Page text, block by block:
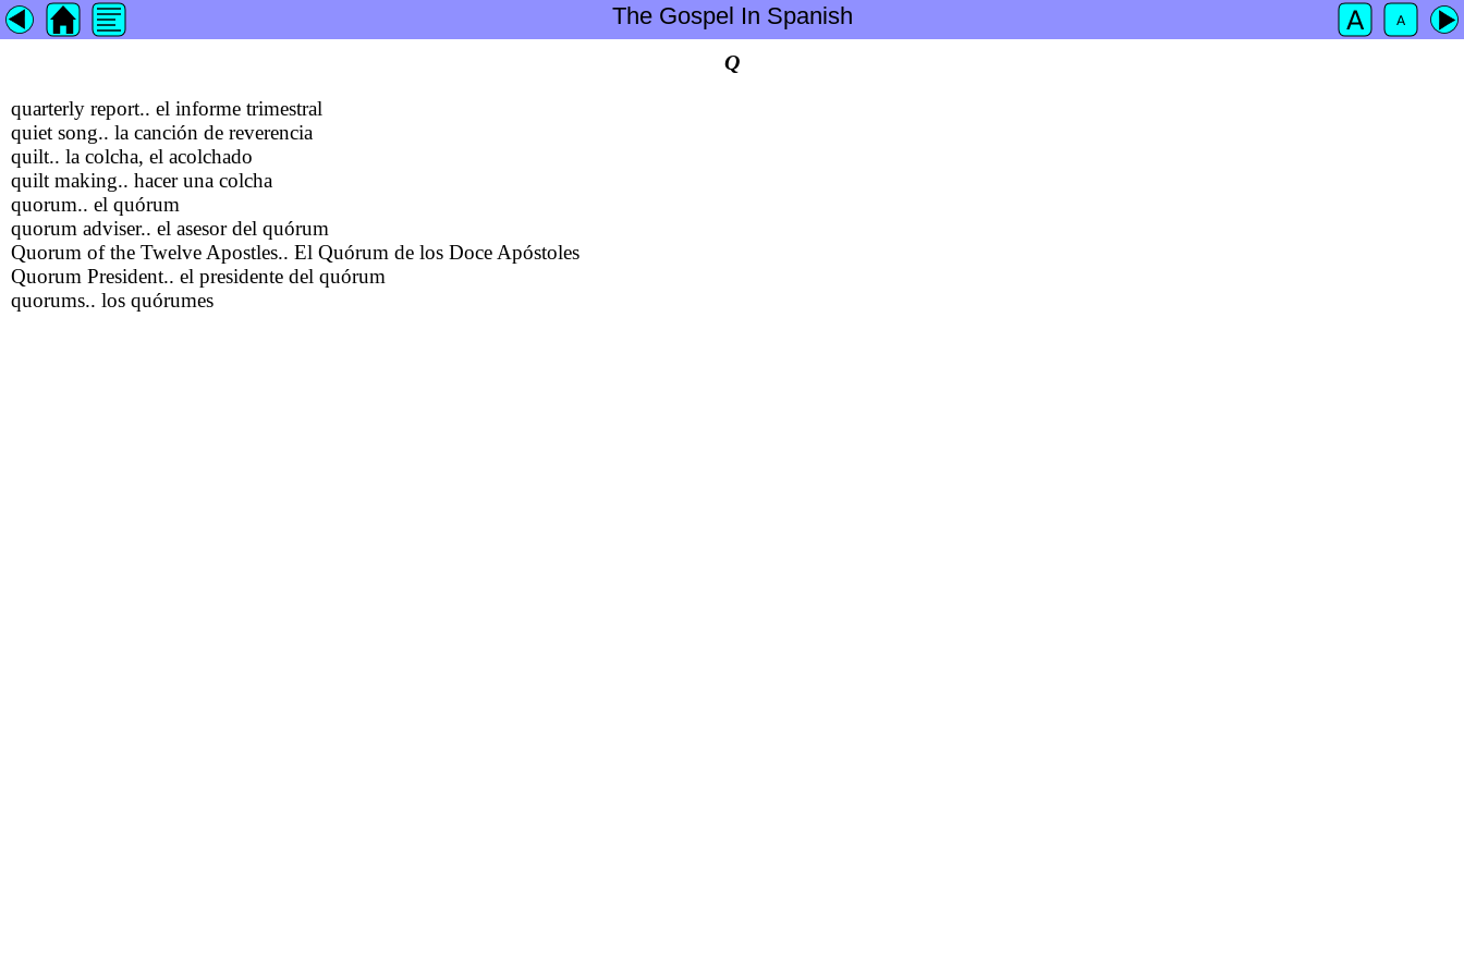
The Gospel In Spanish
Q
quarterly report.. el informe trimestral
quiet song.. la canción de reverencia
quilt.. la colcha, el acolchado
quilt making.. hacer una colcha
quorum.. el quórum
quorum adviser.. el asesor del quórum
Quorum of the Twelve Apostles.. El Quórum de los Doce Apóstoles
Quorum President.. el presidente del quórum
quorums.. los quórumes